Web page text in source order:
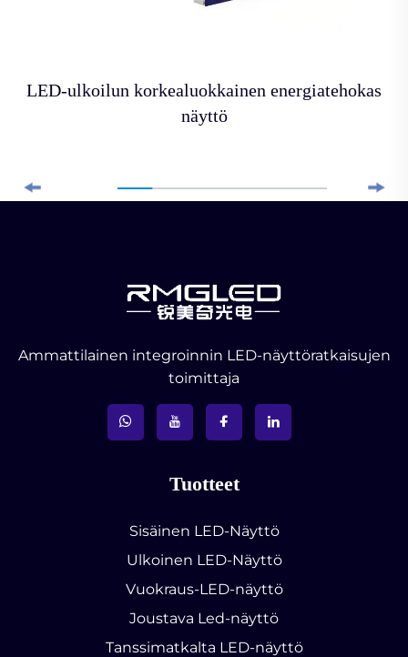
LED-ulkoilun korkealuokkainen energiatehokas
näyttö
Ammattilainen integroinnin LED-näyttöratkaisujen
toimittaja
Tuotteet
Sisäinen LED-Näyttö
Ulkoinen LED-Näyttö
Vuokraus-LED-näyttö
Joustava Led-näyttö
Tanssimatkalta LED-näyttö